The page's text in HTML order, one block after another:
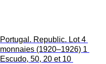
Portugal. Republic. Lot 4
monnaies (1920–1926) 1
Escudo, 50, 20 et 10